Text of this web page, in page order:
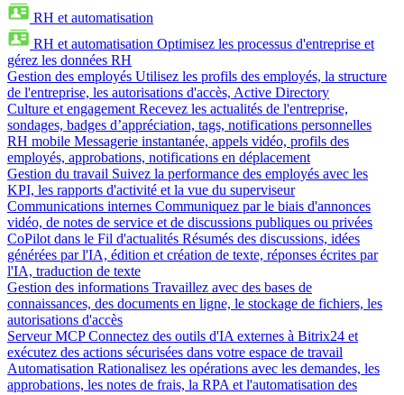
RH et automatisation
RH et automatisation Optimisez les processus d'entreprise et
gérez les données RH
Gestion des employés Utilisez les profils des employés, la structure
de l'entreprise, les autorisations d'accès, Active Directory
Culture et engagement Recevez les actualités de l'entreprise,
sondages, badges d’appréciation, tags, notifications personnelles
RH mobile Messagerie instantanée, appels vidéo, profils des
employés, approbations, notifications en déplacement
Gestion du travail Suivez la performance des employés avec les
KPI, les rapports d'activité et la vue du superviseur
Communications internes Communiquez par le biais d'annonces
vidéo, de notes de service et de discussions publiques ou privées
CoPilot dans le Fil d'actualités Résumés des discussions, idées
générées par l'IA, édition et création de texte, réponses écrites par
l'IA, traduction de texte
Gestion des informations Travaillez avec des bases de
connaissances, des documents en ligne, le stockage de fichiers, les
autorisations d'accès
Serveur MCP Connectez des outils d'IA externes à Bitrix24 et
exécutez des actions sécurisées dans votre espace de travail
Automatisation Rationalisez les opérations avec les demandes, les
approbations, les notes de frais, la RPA et l'automatisation des